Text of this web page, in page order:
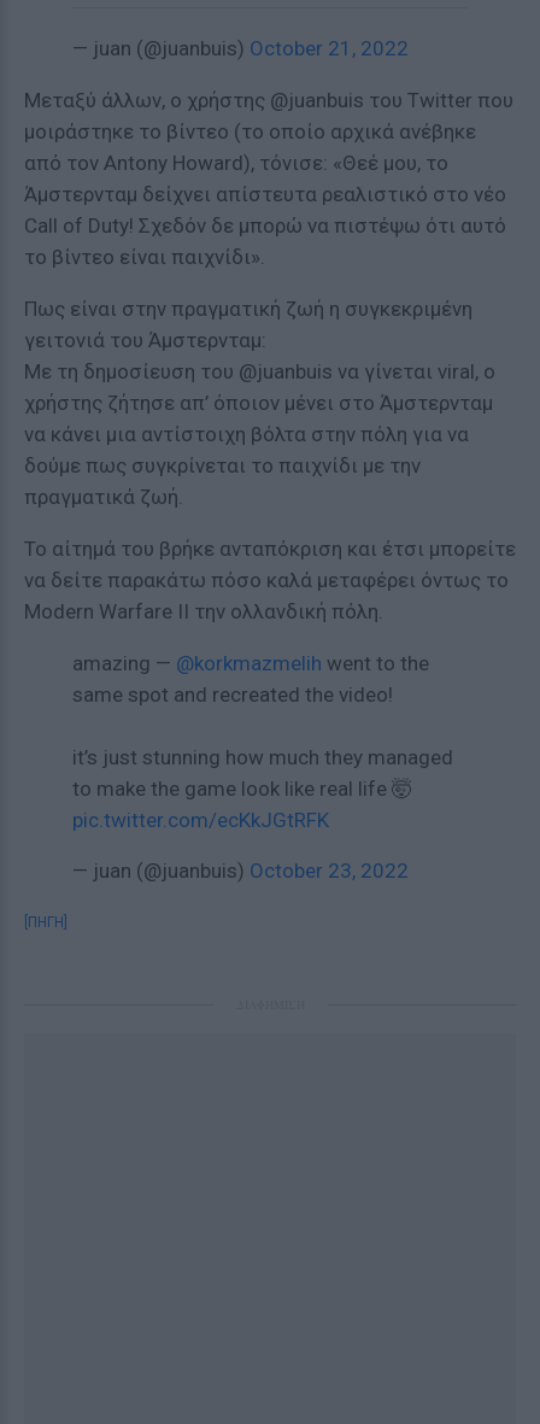
— juan (@juanbuis) October 21, 2022
Μεταξύ άλλων, ο χρήστης @juanbuis του Twitter που
μοιράστηκε το βίντεο (το οποίο αρχικά ανέβηκε
από τον Antony Howard), τόνισε: «Θεέ μου, το
Άμστερνταμ δείχνει απίστευτα ρεαλιστικό στο νέο
Call of Duty! Σχεδόν δε μπορώ να πιστέψω ότι αυτό
το βίντεο είναι παιχνίδι».
Πως είναι στην πραγματική ζωή η συγκεκριμένη
γειτονιά του Άμστερνταμ:
Με τη δημοσίευση του @juanbuis να γίνεται viral, ο
χρήστης ζήτησε απ’ όποιον μένει στο Άμστερνταμ
να κάνει μια αντίστοιχη βόλτα στην πόλη για να
δούμε πως συγκρίνεται το παιχνίδι με την
πραγματικά ζωή.
Το αίτημά του βρήκε ανταπόκριση και έτσι μπορείτε
να δείτε παρακάτω πόσο καλά μεταφέρει όντως το
Modern Warfare II την ολλανδική πόλη.
amazing — @korkmazmelih went to the
same spot and recreated the video!
it’s just stunning how much they managed
to make the game look like real life 🤯
pic.twitter.com/ecKkJGtRFK
— juan (@juanbuis) October 23, 2022
[ΠΗΓΗ]